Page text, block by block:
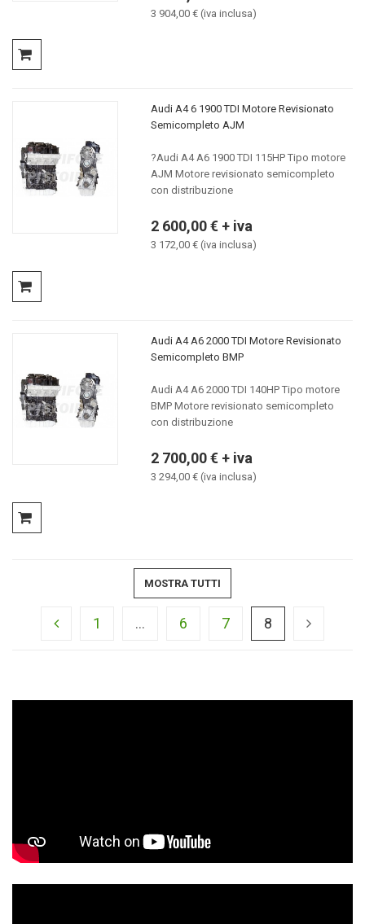
3 904,00 € (iva inclusa)
Audi A4 6 1900 TDI Motore Revisionato
Semicompleto AJM
?Audi A4 A6 1900 TDI 115HP Tipo motore
AJM Motore revisionato semicompleto
con distribuzione
2 600,00 € + iva
3 172,00 € (iva inclusa)
Audi A4 A6 2000 TDI Motore Revisionato
Semicompleto BMP
Audi A4 A6 2000 TDI 140HP Tipo motore
BMP Motore revisionato semicompleto
con distribuzione
2 700,00 € + iva
3 294,00 € (iva inclusa)
MOSTRA TUTTI
1 ... 6 7 8